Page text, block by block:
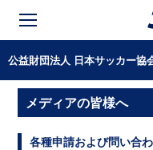
公益財団法人 日本サッカー協
メディアの皆様へ
各種申請および問い合